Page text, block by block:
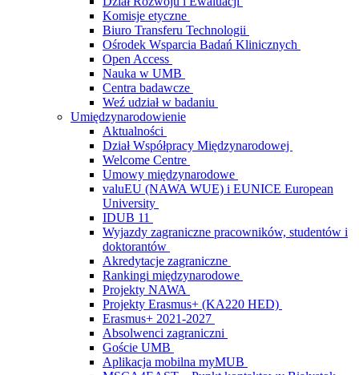
Komisje etyczne
Biuro Transferu Technologii
Ośrodek Wsparcia Badań Klinicznych
Open Access
Nauka w UMB
Centra badawcze
Weź udział w badaniu
Umiędzynarodowienie
Aktualności
Dział Współpracy Międzynarodowej
Welcome Centre
Umowy międzynarodowe
valuEU (NAWA WUE) i EUNICE European
University
IDUB 11
Wyjazdy zagraniczne pracowników, studentów i
doktorantów
Akredytacje zagraniczne
Rankingi międzynarodowe
Projekty NAWA
Projekty Erasmus+ (KA220 HED)
Erasmus+ 2021-2027
Absolwenci zagraniczni
Goście UMB
Aplikacja mobilna myMUB